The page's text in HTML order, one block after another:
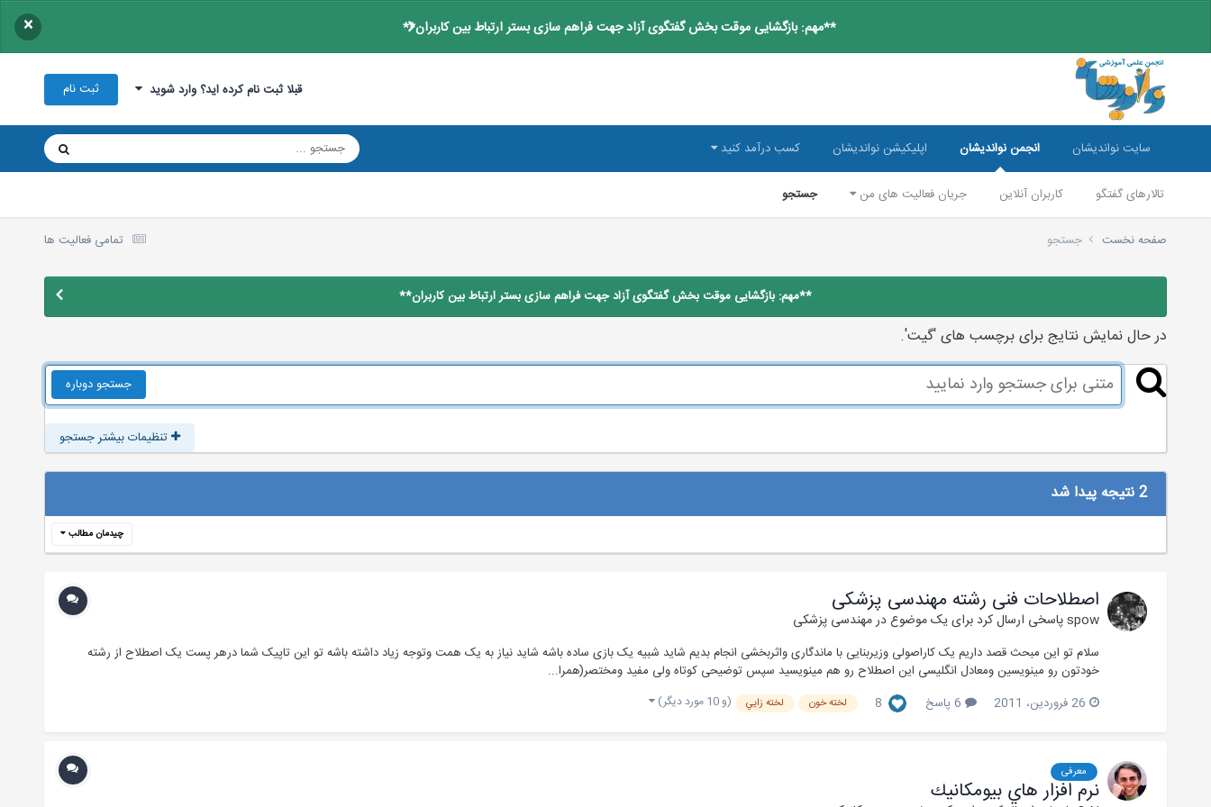
**مهم: بازگشایی موقت بخش گفتگوی آزاد جهت فراهم سازی بستر ارتباط بین کاربران** ×
قبلا ثبت نام کرده اید؟ وارد شوید ثبت نام
سایت نواندیشان انجمن نواندیشان
تالارهای گفتگو کاربران آنلاین جریان فعالیت های من جستجو
اپلیکیشن نواندیشان کسب درآمد کنید
تمامی فعالیت ها صفحه نخست جستجو
**مهم: بازگشایی موقت بخش گفتگوی آزاد جهت فراهم سازی بستر ارتباط بین کاربران**
در حال نمایش نتایج برای برچسب های 'گيت'.
جستجو دوباره
تنظیمات بیشتر جستجو
2 نتیجه پیدا شد
چیدمان مطالب
اصطلاحات فنی رشته مهندسی پزشکی
spowپاسخی ارسال کرد برای یک موضوع درمهندسی پزشکی
سلام تو این مبحث قصد داریم یک کاراصولی وزیربنایی با ماندگاری واثربخشی انجام بدیم شاید شبیه یک بازی ساده باشه شاید نیاز به یک همت وتوجه زیاد داشته باشه تو این تاپیک شما درهر پست یک اصطلاح از رشته
خودتون رو مینویسین ومعادل انگلیسی این اصطلاح رو هم مینویسید سپس توضیحی کوتاه ولی مفید ومختصر(همرا...
26 فروردین، 2011
6 پاسخ 8 لخته خون لخته زايي (و 10 مورد دیگر)
معرفی
نرم افزار هاي بيومكانيك